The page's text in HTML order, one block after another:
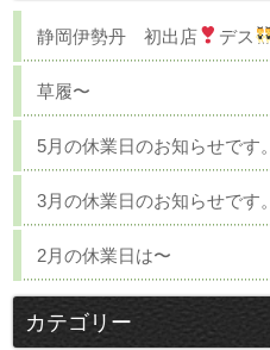
静岡伊勢丹 初出店 デス
草履〜
5月の休業日のお知らせです。
3月の休業日のお知らせです。
2月の休業日は〜
カテゴリー